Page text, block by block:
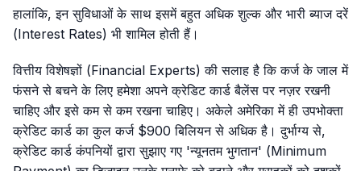
हालांकि, इन सुविधाओं के साथ इसमें बहुत अधिक शुल्क और भारी ब्याज दरें
(Interest Rates) भी शामिल होती हैं।
वित्तीय विशेषज्ञों (Financial Experts) की सलाह है कि कर्ज के जाल में
फंसने से बचने के लिए हमेशा अपने क्रेडिट कार्ड बैलेंस पर नज़र रखनी
चाहिए और इसे कम से कम रखना चाहिए। अकेले अमेरिका में ही उपभोक्ता
क्रेडिट कार्ड का कुल कर्ज $900 बिलियन से अधिक है। दुर्भाग्य से,
क्रेडिट कार्ड कंपनियों द्वारा सुझाए गए 'न्यूनतम भुगतान' (Minimum